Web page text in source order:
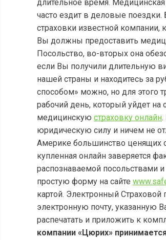
длительное время.
часто ездит в деловые
страховки известной компании,
Вы должны предоставить
Посольство, во-вторых она
если Вы получили длительную
нашей страны и находитесь за
способом» можно, но для этого
рабочий день, который уйдет
медицинскую страховку онлайн
юридическую силу и ничем не
Америке большинство ценящих
купленная онлайн заверяется
распознаваемой посольствами
простую форму на сайте
картой. Электронный Страховой
электронную почту, указанную
распечатать и приложить к
компании «Цюрих»